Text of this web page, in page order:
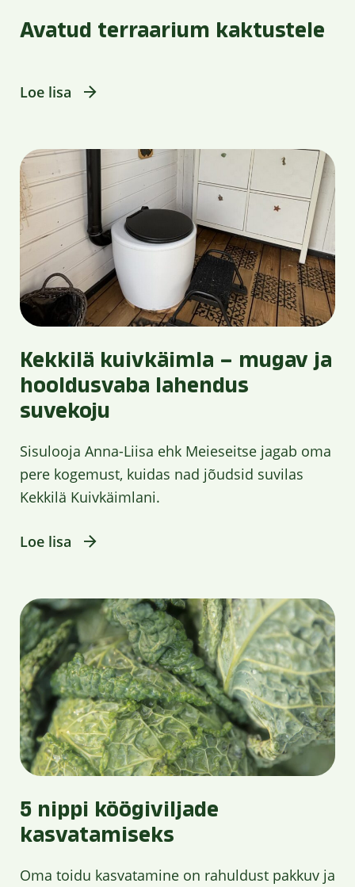
Avatud terraarium kaktustele
Loe lisa
Kekkilä kuivkäimla – mugav ja
hooldusvaba lahendus
suvekoju
Sisulooja Anna-Liisa ehk Meieseitse jagab oma
pere kogemust, kuidas nad jõudsid suvilas
Kekkilä Kuivkäimlani.
Loe lisa
5 nippi köögiviljade
kasvatamiseks
Oma toidu kasvatamine on rahuldust pakkuv ja